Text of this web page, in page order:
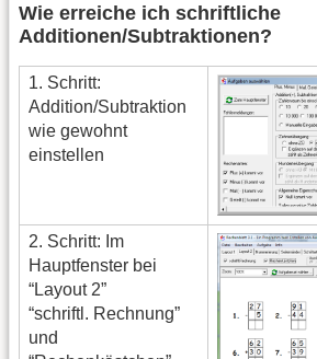
Wie erreiche ich schriftliche
Additionen/Subtraktionen?
1. Schritt:
Addition/Subtraktion
wie gewohnt
einstellen
2. Schritt: Im
Hauptfenster bei
“Layout 2”
“schriftl. Rechnung”
und